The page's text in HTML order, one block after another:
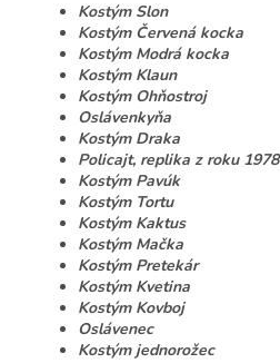
Kostým Slon
Kostým Červená kocka
Kostým Modrá kocka
Kostým Klaun
Kostým Ohňostroj
Oslávenkyňa
Kostým Draka
Policajt, replika z roku 1978
Kostým Pavúk
Kostým Tortu
Kostým Kaktus
Kostým Mačka
Kostým Pretekár
Kostým Kvetina
Kostým Kovboj
Oslávenec
Kostým jednorožec